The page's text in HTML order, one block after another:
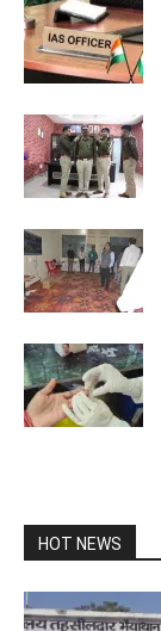
HOT NEWS